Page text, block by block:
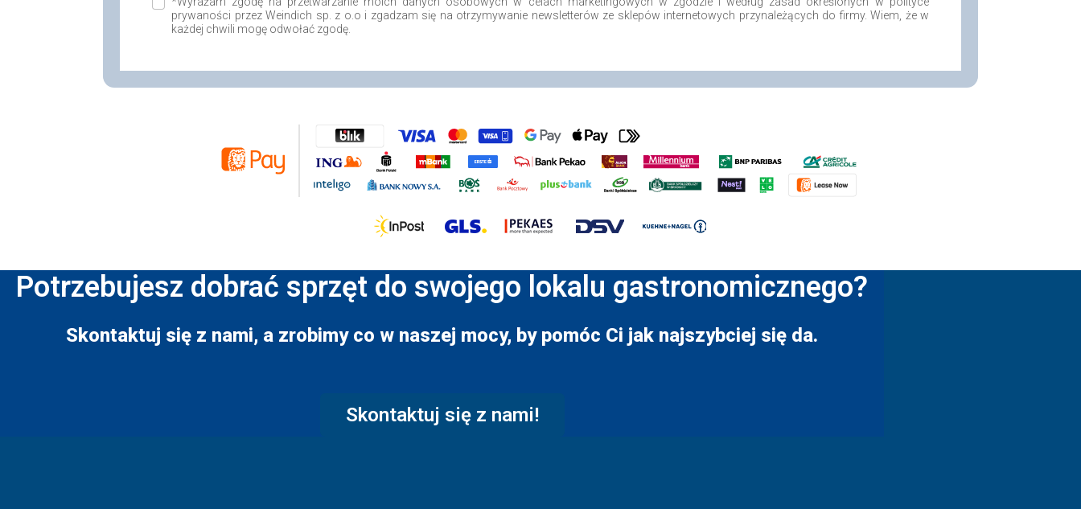
prywaności przez Weindich sp. z o.o i zgadzam się na otrzymywanie newsletterów ze sklepów internetowych przynależących do firmy. Wiem, że w
każdej chwili mogę odwołać zgodę.
Potrzebujesz dobrać sprzęt do swojego lokalu gastronomicznego?
Skontaktuj się z nami, a zrobimy co w naszej mocy, by pomóc Ci jak najszybciej się da.
Skontaktuj się z nami!